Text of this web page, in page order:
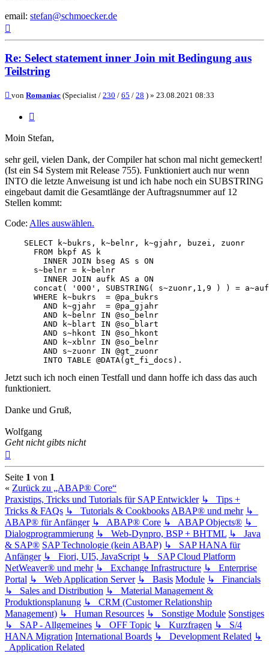
email: stefan@schmoecker.de
Re: Select statement inner Join mit Bedingung aus
Teilstring
Beitrag
von Romaniac (Specialist / 230 / 65 / 28 ) » 23.08.2021 08:33
Moin Stefan,
sehr geil, vielen Dank, der Compiler hat schon mal nicht gemeckert!
(Ist ein S4 System mit Release 755). Funktioniert auch nur wenn
INTO die letzte Anweisung ist und ich habe noch ein SUBSTRING
eingebaut damit die Gesamtlänge der Auftragsnummer auf 12
Stellen kommt:
Code: Alles auswählen.
    SELECT k~bukrs, k~belnr, k~gjahr, buzei, zuonr
      FROM bkpf AS k
        INNER JOIN bseg AS s ON
      s~belnr = k~belnr
        INNER JOIN aufk AS a ON
concat( '000', SUBSTRING( s~zuonr,1,9 ) ) =
      WHERE k~bukrs  = @pa_bukrs
        AND k~gjahr  = @pa_gjahr
        AND k~belnr IN @so_belnr
        AND k~blart IN @so_blart
        AND s~hkont IN @so_hkont
        AND k~xblnr IN @so_belnr
        AND s~zuonr IN @gt_zuonr
        INTO TABLE @DATA(gt_fi_docs).
Jetzt such ich noch einen Testfall und dann hoffe ich dass das auch
funktioniert.
Danke und Gruß,
Wolfgang
Geht nicht gibts nicht
Seite 1 von 1
« Zurück zu „ABAP® Core“
Praxistips, Tricks und Tutorials für SAP Entwickler ↳ Tips +
Tricks & FAQs ↳ Tutorials & Cookbooks ABAP® und mehr ↳
ABAP® für Anfänger ↳ ABAP® Core ↳ ABAP Objects® ↳
Dialogprogrammierung ↳ Web-Dynpro, BSP + BHTML ↳ Java
& SAP® SAP Technologie (kein ABAP) ↳ SAP HANA für
Anfänger ↳ Fiori, UI5, JavaScript ↳ SAP Cloud Platform
NetWeaver® und mehr ↳ Exchange Infrastructure ↳ Enterprise
Portal ↳ Web Application Server ↳ Basis Module ↳ Financials
↳ Sales and Distribution ↳ Material Management &
Produktionsplanung ↳ CRM (Customer Relationship
Management) ↳ Human Resources ↳ Sonstige Module Sonstiges
↳ SAP - Allgemeines ↳ OFF Topic ↳ Kurzfragen ↳ S/4
HANA Migration International Boards ↳ Development Related ↳
Application Related